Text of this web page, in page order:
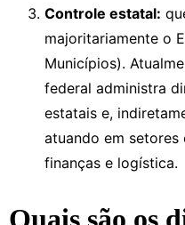
Controle estatal:
majoritariamente o
Municípios).
federal administra
estatais e,
atuando em
finanças e logística.